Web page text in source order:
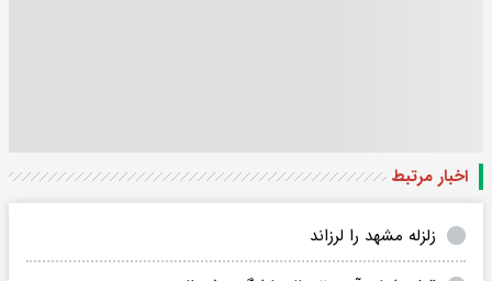
اخبار مرتبط
زلزله مشهد را لرزاند